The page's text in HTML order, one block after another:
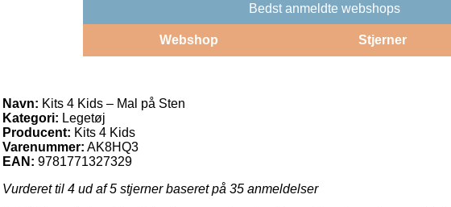
Bedst anmeldte webshops
Webshop Stjerner
Navn: Kits 4 Kids – Mal på Sten
Kategori: Legetøj
Producent: Kits 4 Kids
Varenummer: AK8HQ3
EAN: 9781771327329
Vurderet til 4 ud af 5 stjerner baseret på 35 anmeldelser